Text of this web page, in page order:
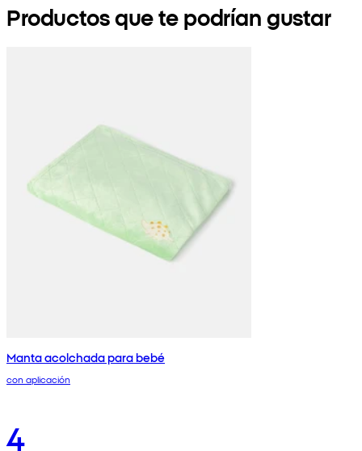
Productos que te podrían gustar
Manta acolchada para bebé
con aplicación
4